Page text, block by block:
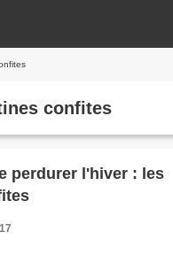
confites
perdurer l'hiver : les